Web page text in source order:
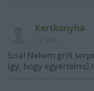
Kertkonyha
Szia! Nekem grill
így, hogy egyértelmű